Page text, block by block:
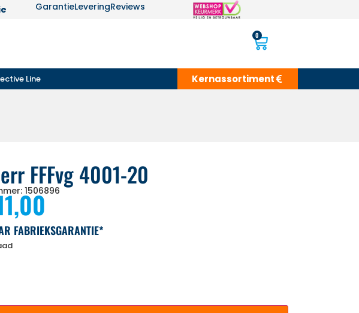
GarantieLeveringReviews
0
Line Kernassortiment
FFFvg 4001-20
1506896
FABRIEKSGARANTIE*